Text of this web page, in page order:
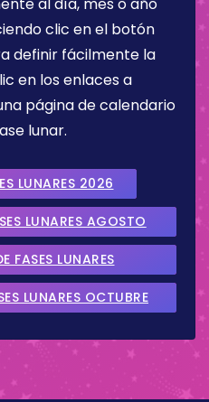
al día, mes o año
clic en el botón
definir fácilmente la
en los enlaces a
página de calendario
lunar.
LUNARES 2026
LUNARES AGOSTO
FASES LUNARES
2026
LUNARES OCTUBRE